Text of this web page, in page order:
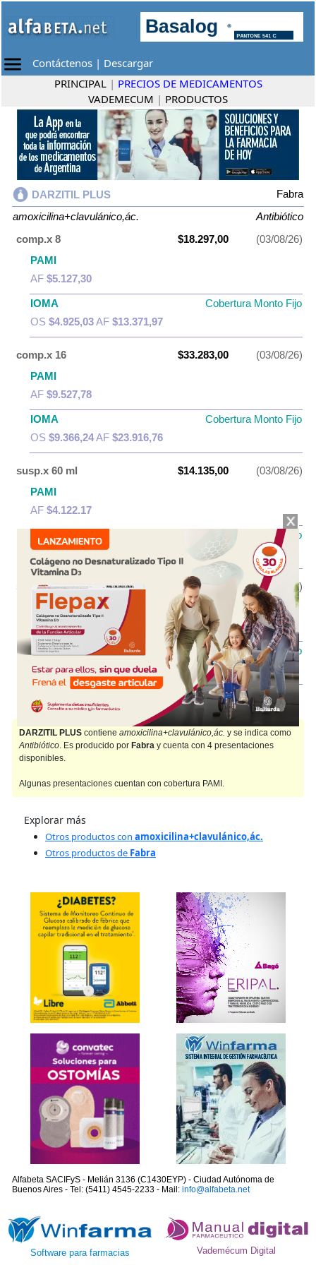
Contáctenos | Descargar
PRINCIPAL | PRECIOS DE MEDICAMENTOS
VADEMECUM | PRODUCTOS
DARZITIL PLUS
Fabra
amoxicilina+clavulánico,ác.
Antibiótico
comp.x 8
$18.297,00
(03/08/26)
PAMI
AF $5.127,30
IOMA
Cobertura Monto Fijo
OS $4.925,03AF $13.371,97
comp.x 16 $33.283,00
(03/08/26)
PAMI
AF $9.527,78
IOMA
Cobertura Monto Fijo
OS $9.366,24AF $23.916,76
susp.x 60 ml $14.135,00
(03/08/26)
PAMI
AF $4.122,17
Cobertura Monto Fijo
OS$5.351,35AF
susp.x 90 ml $18.015,00
(03/08/26)
PAMI
AF$5.700,86
IOMA
Cobertura Monto Fijo
OS$5.351,35AF$12.663,65
DARZITIL PLUS contiene amoxicilina+clavulánico,ác. y se indica como
Antibiótico. Es producido por Fabra y cuenta con 4 presentaciones
disponibles.
Algunas presentaciones cuentan con cobertura PAMI.
Explorar más
Otros productos con amoxicilina+clavulánico,ác.
Otros productos de Fabra
Alfabeta SACIFyS - Melián 3136 (C1430EYP) - Ciudad Autónoma de
Buenos Aires - Tel: (5411) 4545-2233 - Mail: info@alfabeta.net
Software para farmacias Vademécum Digital